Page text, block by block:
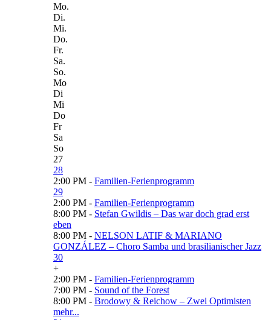
Mo.
Di.
Mi.
Do.
Fr.
Sa.
So.
Mo
Di
Mi
Do
Fr
Sa
So
27
28
2:00 PM - Familien-Ferienprogramm
29
2:00 PM - Familien-Ferienprogramm
8:00 PM - Stefan Gwildis – Das war doch grad erst
eben
8:00 PM - NELSON LATIF & MARIANO
GONZÁLEZ – Choro Samba und brasilianischer Jazz
30
+
2:00 PM - Familien-Ferienprogramm
7:00 PM - Sound of the Forest
8:00 PM - Brodowy & Reichow – Zwei Optimisten
mehr...